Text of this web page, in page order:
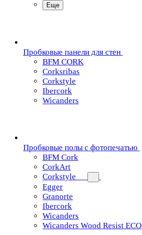
Еще
Пробковые панели для стен
BFM CORK
Corksribas
Corkstyle
Ibercork
Wicanders
Пробковые полы с фотопечатью
BFM Cork
CorkArt
Corkstyle
Egger
Granorte
Ibercork
Wicanders
Wicanders Wood Resist ECO